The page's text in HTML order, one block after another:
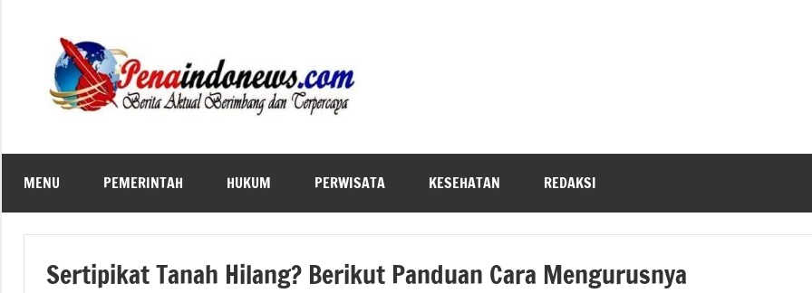
MENU PEMERINTAH HUKUM PERWISATA KESEHATAN REDAKSI
Sertipikat Tanah Hilang? Berikut Panduan Cara Mengurusnya